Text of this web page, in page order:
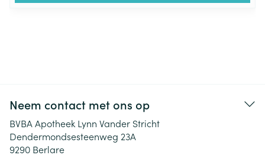
Neem contact met ons op
BVBA Apotheek Lynn Vander Stricht
Dendermondsesteenweg 23A
9290 Berlare